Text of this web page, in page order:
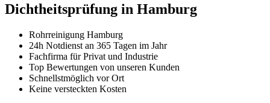
Dichtheitsprüfung in Hamburg
Rohrreinigung Hamburg
24h Notdienst an 365 Tagen im Jahr
Fachfirma für Privat und Industrie
Top Bewertungen von unseren Kunden
Schnellstmöglich vor Ort
Keine versteckten Kosten